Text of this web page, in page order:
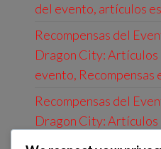
del evento, artículos
Recompensas del
Dragon City: Artículos
evento, Recompensas
Recompensas del
Dragon City: Artículos